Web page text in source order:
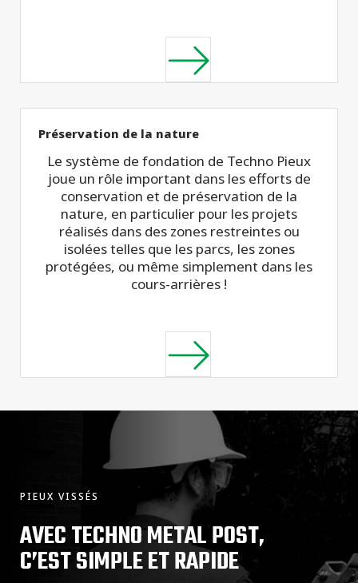
Préservation de la nature
Le système de fondation de Techno Pieux
joue un rôle important dans les efforts de
conservation et de préservation de la
nature, en particulier pour les projets
réalisés dans des zones restreintes ou
isolées telles que les parcs, les zones
protégées, ou même simplement dans les
cours-arrières !
PIEUX VISSÉS
AVEC TECHNO METAL POST,
C’EST SIMPLE ET RAPIDE